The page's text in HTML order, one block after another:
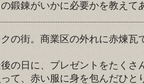
鍛錬がいかに必要かを教えて
の街。商業区の外れに赤煉瓦
の日に、プレゼントをたくさ
て、赤い服に身を包んだひと